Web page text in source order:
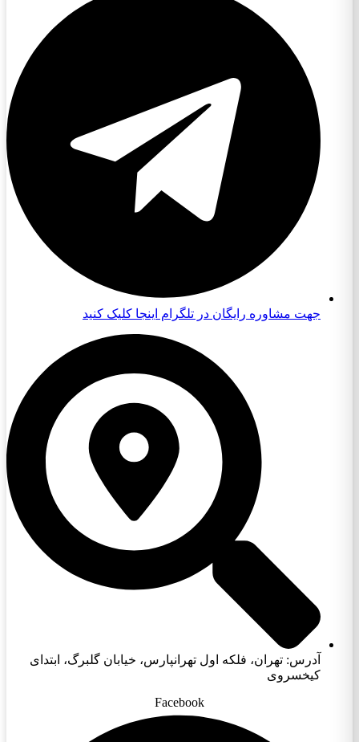
جهت مشاوره رایگان در تلگرام اینجا کلیک کنید
آدرس: تهران، فلکه اول تهرانپارس، خیابان گلبرگ، ابتدای
کیخسروی
Facebook